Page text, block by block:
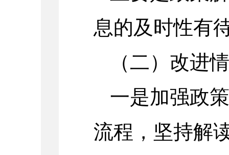
息的及时性有
（二）改进
一是加强政
流程，坚持解